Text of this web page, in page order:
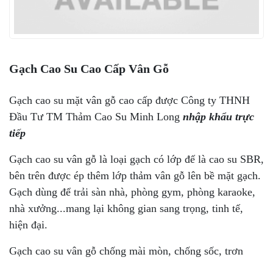
Gạch Cao Su Cao Cấp Vân Gỗ
Gạch cao su mặt vân gỗ cao cấp được Công ty THNH
Đầu Tư TM Thảm Cao Su Minh Long nhập khẩu trực
tiếp
Gạch cao su vân gỗ là loại gạch có lớp đế là cao su SBR,
bên trên được ép thêm lớp thảm vân gỗ lên bề mặt gạch.
Gạch dùng để trải sàn nhà, phòng gym, phòng karaoke,
nhà xưởng...mang lại không gian sang trọng, tinh tế,
hiện đại.
Gạch cao su vân gỗ chống mài mòn, chống sốc, trơn